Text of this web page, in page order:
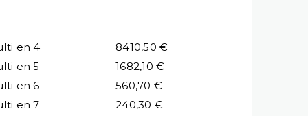
en 4
8410,50 €
en 5
1682,10 €
en 6
560,70 €
en 7
240,30 €